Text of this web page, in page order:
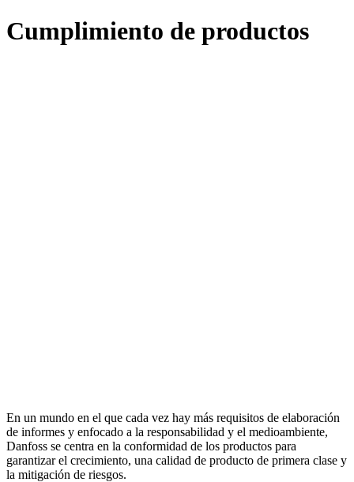
Cumplimiento de productos
En un mundo en el que cada vez hay más requisitos de elaboración
de informes y enfocado a la responsabilidad y el medioambiente,
Danfoss se centra en la conformidad de los productos para
garantizar el crecimiento, una calidad de producto de primera clase y
la mitigación de riesgos.